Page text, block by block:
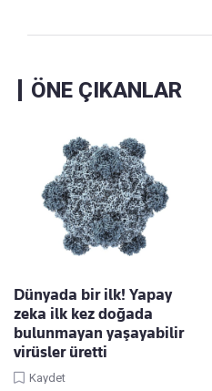
ÖNE ÇIKANLAR
Dünyada bir ilk! Yapay
zeka ilk kez doğada
bulunmayan yaşayabilir
virüsler üretti
Kaydet